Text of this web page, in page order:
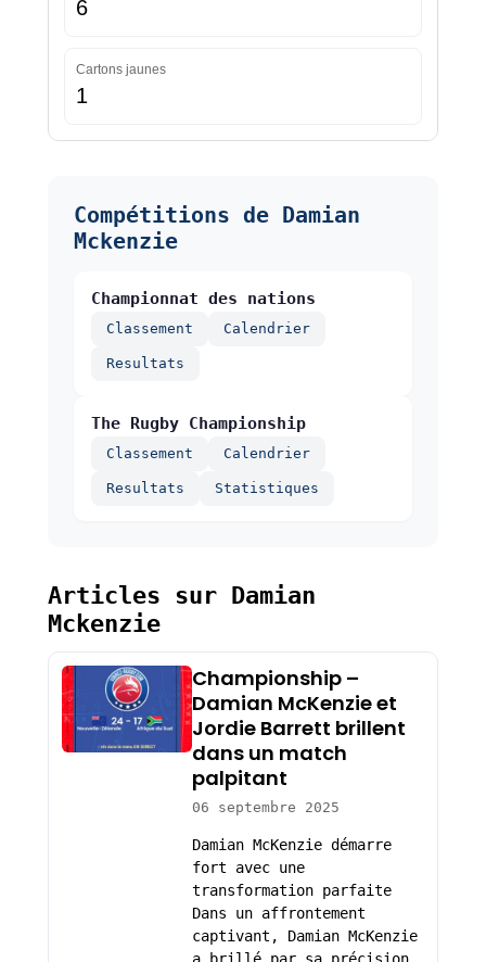
6
Cartons jaunes
1
Compétitions de Damian
Mckenzie
Championnat des nations
Classement Calendrier
Resultats
The Rugby Championship
Classement Calendrier
Resultats Statistiques
Articles sur Damian
Mckenzie
Championship –
Damian McKenzie et
Jordie Barrett brillent
dans un match
palpitant
06 septembre 2025
Damian McKenzie démarre
fort avec une
transformation parfaite
Dans un affrontement
captivant, Damian McKenzie